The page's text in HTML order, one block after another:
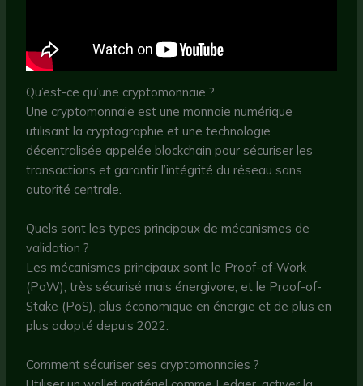
Qu’est-ce qu’une cryptomonnaie ?
Une cryptomonnaie est une monnaie numérique
utilisant la cryptographie et une technologie
décentralisée appelée blockchain pour sécuriser les
transactions et garantir l’intégrité du réseau sans
autorité centrale.
Quels sont les types principaux de mécanismes de
validation ?
Les mécanismes principaux sont le Proof-of-Work
(PoW), très sécurisé mais énergivore, et le Proof-of-
Stake (PoS), plus économique en énergie et de plus en
plus adopté depuis 2022.
Comment sécuriser ses cryptomonnaies ?